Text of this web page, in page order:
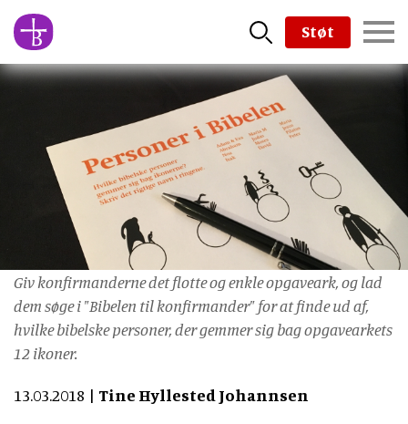
Skip
to
main
content
Støt
Giv konfirmanderne det flotte og enkle opgaveark, og lad
dem søge i "Bibelen til konfirmander" for at finde ud af,
hvilke bibelske personer, der gemmer sig bag opgavearkets
12 ikoner.
13.03.2018 Tine Hyllested Johannsen